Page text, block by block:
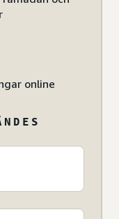
online